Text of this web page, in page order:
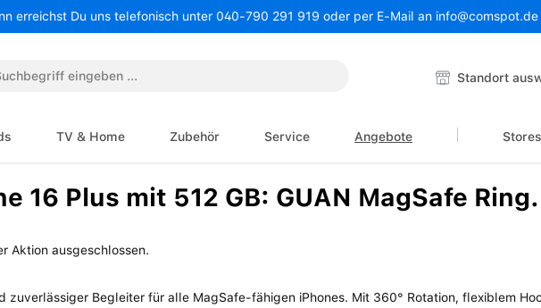
erreichst Du uns telefonisch unter 040-790 291 919 oder per E-Mail an info@comspot.de
Standort
TV & Home Zubehör Service Angebote Stores
16 Plus mit 512 GB: GUAN MagSafe Ring.
Aktion ausgeschlossen.
zuverlässiger Begleiter für alle MagSafe-fähigen iPhones. Mit 360° Rotation, flexiblem